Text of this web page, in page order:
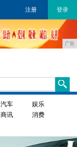
注册 登录
广告
汽车
娱乐
商讯
消费